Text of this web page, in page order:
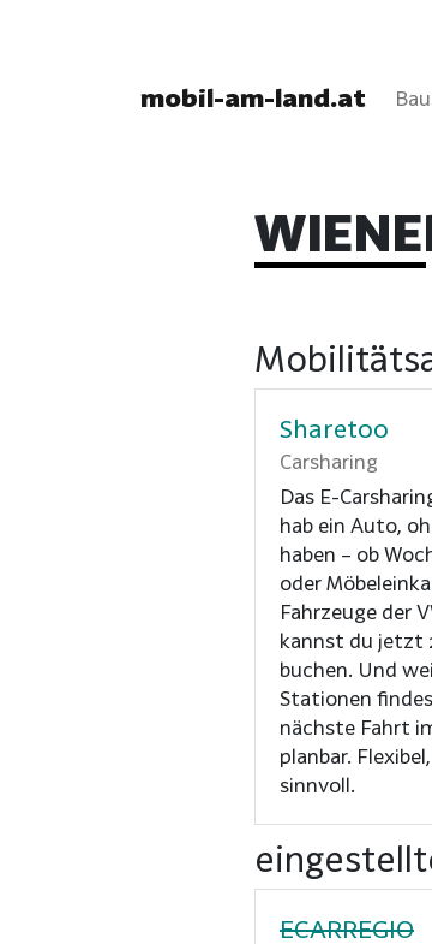
mobil-am-land.at
Sharetoo
Carsharing
Das E-
hab ein Auto,
haben – ob
oder
Fahrzeuge der
kannst du jetzt
buchen. Und
Stationen
nächste Fahrt
planbar.
sinnvoll.
ECARREGIO